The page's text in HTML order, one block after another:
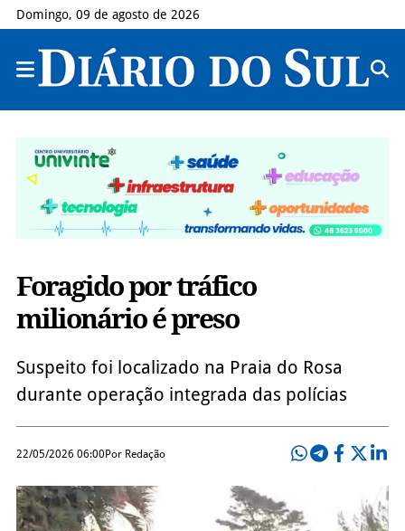
Domingo, 09 de agosto de 2026
Foragido por tráfico
milionário é preso
Suspeito foi localizado na Praia do Rosa
durante operação integrada das polícias
22/05/2026 06:00Por Redação